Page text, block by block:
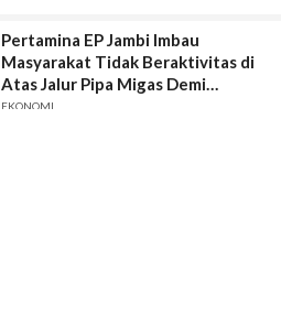
Pertamina EP Jambi Imbau
Masyarakat Tidak Beraktivitas di
Atas Jalur Pipa Migas Demi
Keselamatan Bersama
EKONOMI